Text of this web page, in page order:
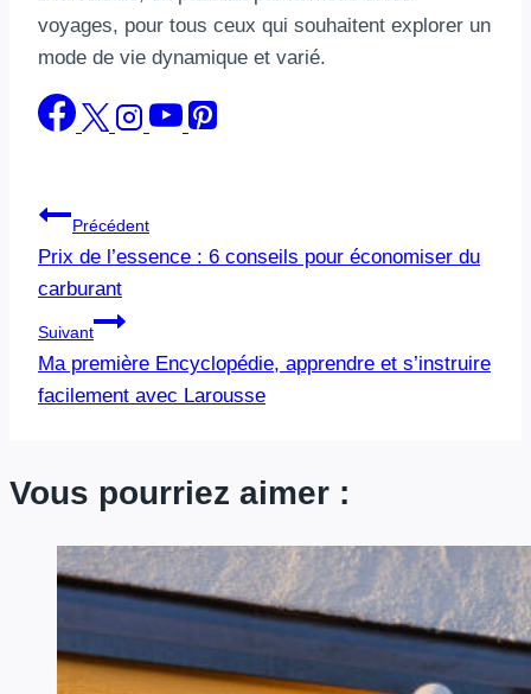
voyages, pour tous ceux qui souhaitent explorer un
mode de vie dynamique et varié.
Navigation
de
l’article
Précédent
Prix de l’essence : 6 conseils pour économiser du
carburant
Suivant
Ma première Encyclopédie, apprendre et s’instruire
facilement avec Larousse
Vous pourriez aimer :